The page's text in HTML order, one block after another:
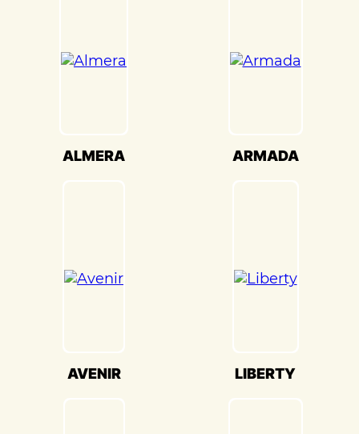
Np300(Ниссан НП300) на дороге.
Наши опытные специалисты по окраске
Кузовной ремонт Nissan Np300(Ниссан
НП300) в «Детейлингофъ» – это гарантия
Мы гордимся своей способностью
воссоздавать совершенство Nissan
ALMERA ARMADA
AVENIR LIBERTY